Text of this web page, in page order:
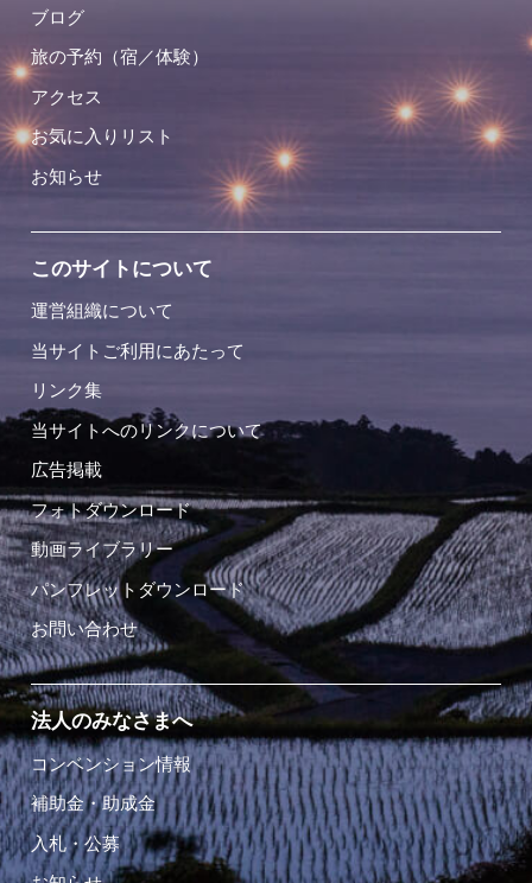
ブログ
旅の予約（宿／体験）
アクセス
お気に入りリスト
お知らせ
このサイトについて
運営組織について
当サイトご利用にあたって
リンク集
当サイトへのリンクについて
広告掲載
フォトダウンロード
動画ライブラリー
パンフレットダウンロード
お問い合わせ
法人のみなさまへ
コンベンション情報
補助金・助成金
入札・公募